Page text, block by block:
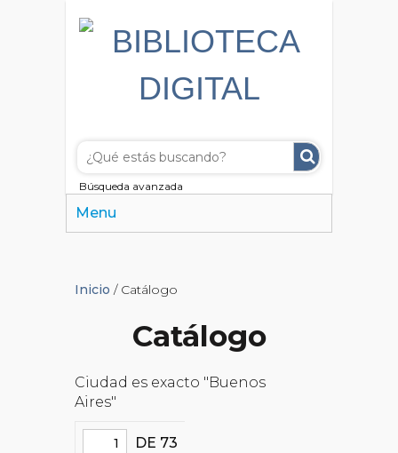
Búsqueda avanzada
Menu
Inicio / Catálogo
Catálogo
Ciudad es exacto "Buenos
Aires"
DE 73